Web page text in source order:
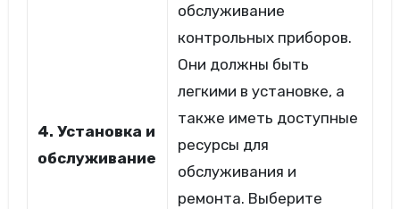
4. Установка и
обслуживание
обслуживание
контрольных приборов.
Они должны быть
легкими в установке, а
также иметь доступные
ресурсы для
обслуживания и
ремонта. Выберите